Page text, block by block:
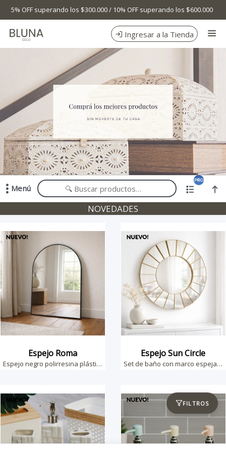
5% OFF superando los $300.000 / 10% OFF superando los $600.000
Ingresar a la Tienda
TIENDA MINORISTA
CONTACTO
Menú
Comprá online productos de en BLUNA DECO
FILTROS
NOVEDADES
Espejo Roma
Espejo negro polirresina plástica 70cm alto
Espejo Sun Circle
Set de baño con marco espejado de 60cm